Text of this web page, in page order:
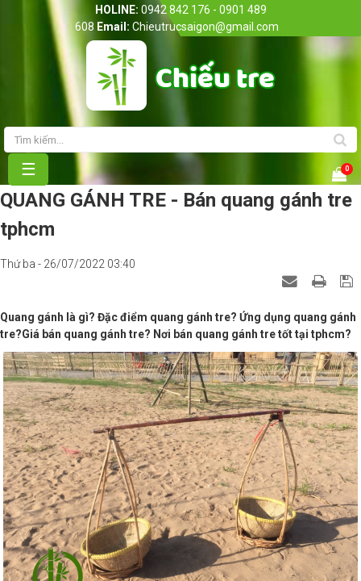
HOLINE: 0942 842 176 - 0901 489
608 Email: Chieutrucsaigon@gmail.com
0
Trang chủ
Giới thiệu
Sản phẩm
Bảng giá
Tin Tức
☰
QUANG GÁNH TRE - Bán quang gánh tre
tphcm
Thứ ba - 26/07/2022 03:40
Quang gánh là gì? Đặc điểm quang gánh tre? Ứng dụng quang gánh
tre?Giá bán quang gánh tre? Nơi bán quang gánh tre tốt tại tphcm?